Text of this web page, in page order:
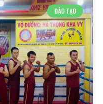
ĐÀO TẠO